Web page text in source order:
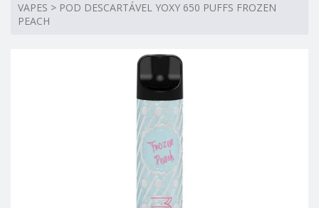
VAPES > POD DESCARTÁVEL YOXY 650 PUFFS FROZEN
PEACH